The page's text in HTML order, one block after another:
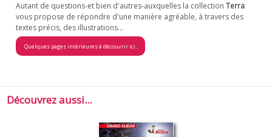
Autant de questions-et bien d'autres-auxquelles la collectionTerra
vous propose de répondre d'une manière agréable, à travers des
textes précis, des illustrations...
Quelques pages intérieures à découvrir ici...
Découvrez aussi...